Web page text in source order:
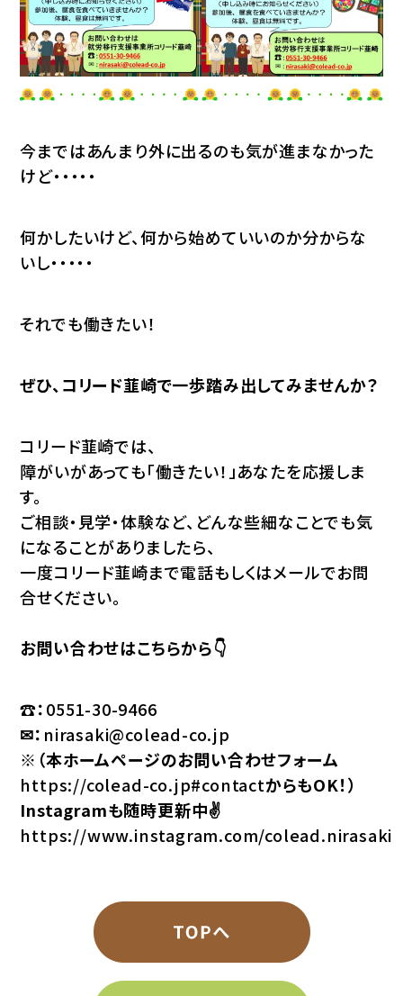
今まではあんまり外に出るのも気が進まなかった
けど・・・・・
何かしたいけど、何から始めていいのか分からな
いし・・・・・
それでも働きたい！
ぜひ、コリード韮崎で一歩踏み出してみませんか？
コリード韮崎では、
障がいがあっても「働きたい！」あなたを応援しま
す。
ご相談・見学・体験など、どんな些細なことでも気
になることがありましたら、
一度コリード韮崎まで電話もしくはメールでお問
合せください。
お問い合わせはこちらから👇
☎：0551-30-9466
✉： nirasaki@colead-co.jp
※（本ホームページのお問い合わせフォーム
https://colead-co.jp#contactからもOK！）
Instagramも随時更新中✌️
https://www.instagram.com/colead.nirasaki